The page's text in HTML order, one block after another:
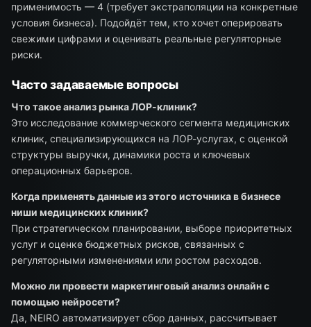
применимость — 4 (требует экстраполяции на конкретные
условия бизнеса). Подойдёт тем, кто хочет оперировать
свежими цифрами и оценивать реальные регуляторные
риски.
Часто задаваемые вопросы
Что такое анализ рынка ЛОР-клиник?
Это исследование коммерческого сегмента медицинских
клиник, специализирующихся на ЛОР-услугах, с оценкой
структуры выручки, динамики роста и ключевых
операционных барьеров.
Когда применять данные из этого источника в бизнесе
ниши медицинских клиник?
При стратегическом планировании, выборе приоритетных
услуг и оценке бюджетных рисков, связанных с
регуляторными изменениями или ростом расходов.
Можно ли провести маркетинговый анализ онлайн с
помощью нейросети?
Да, NEIRO автоматизирует сбор данных, рассчитывает